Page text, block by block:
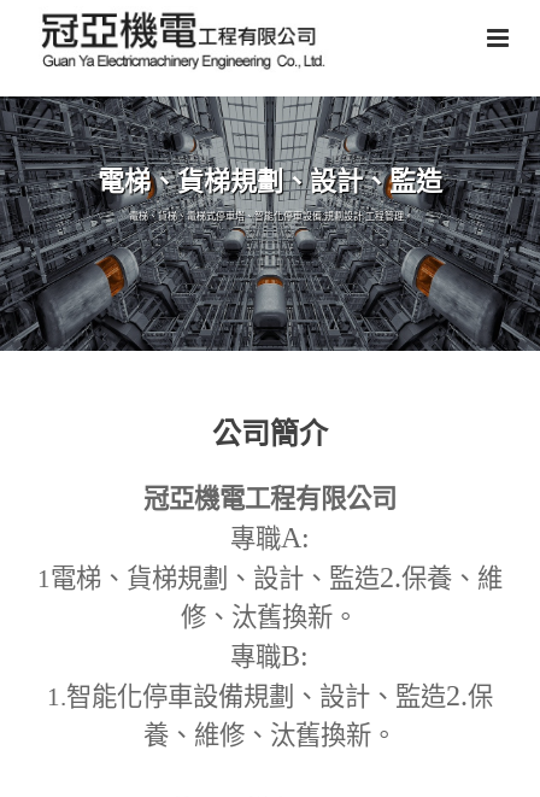
電梯、貨梯規劃、設計、監造
電梯、貨梯、電梯式停車塔、智能化停車設備,規劃設計,工程管理。
公司簡介
冠亞機電工程有限公司
專職A:
1電梯、貨梯規劃、設計、監造2.保養、維
修、汰舊換新。
專職B:
1.智能化停車設備規劃、設計、監造2.保
養、維修、汰舊換新。